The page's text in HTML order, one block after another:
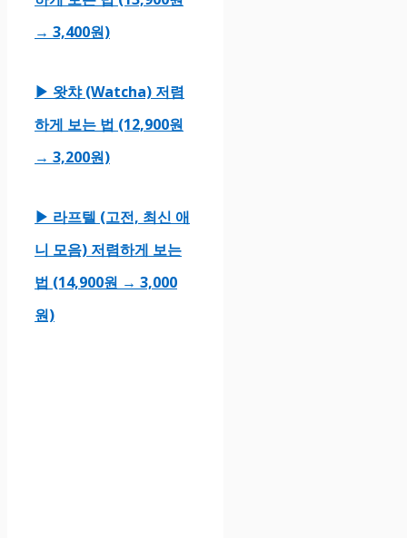
→ 3,400원)
▶ 왓챠 (Watcha) 저렴
하게 보는 법 (12,900원
→ 3,200원)
▶ 라프텔 (고전, 최신 애
니 모음) 저렴하게 보는
법 (14,900원 → 3,000
원)